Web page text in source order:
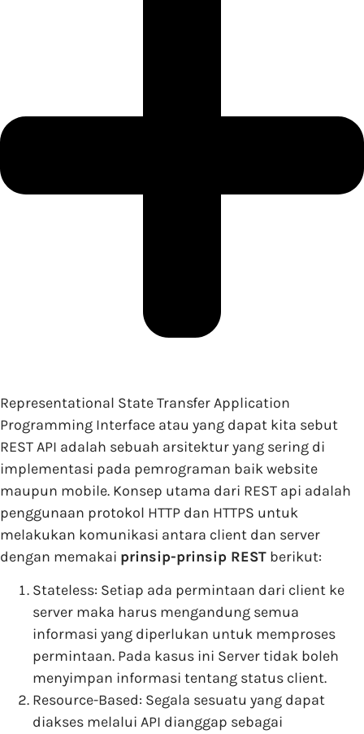
Representational State Transfer Application
Programming Interface atau yang dapat kita sebut
REST API adalah sebuah arsitektur yang sering di
implementasi pada pemrograman baik website
maupun mobile. Konsep utama dari REST api adalah
penggunaan protokol HTTP dan HTTPS untuk
melakukan komunikasi antara client dan server
dengan memakai prinsip-prinsip REST berikut:
Stateless: Setiap ada permintaan dari client ke
server maka harus mengandung semua
informasi yang diperlukan untuk memproses
permintaan. Pada kasus ini Server tidak boleh
menyimpan informasi tentang status client.
Resource-Based: Segala sesuatu yang dapat
diakses melalui API dianggap sebagai